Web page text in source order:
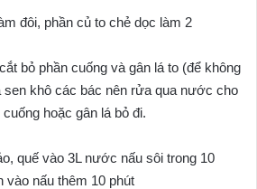
đôi, phần củ to chẻ dọc làm 2
bỏ phần cuống và gân lá to (để không
sen khô các bác nên rửa qua nước cho
hoặc gân lá bỏ đi.
quế vào 3L nước nấu sôi trong 10
vào nấu thêm 10 phút